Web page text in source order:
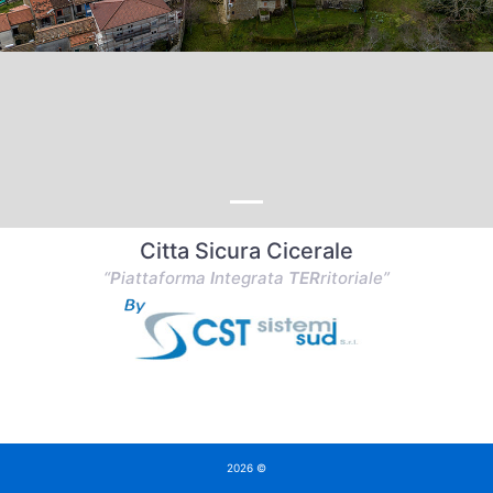
Citta Sicura Cicerale
“Piattaforma Integrata TERritoriale”
2026 ©